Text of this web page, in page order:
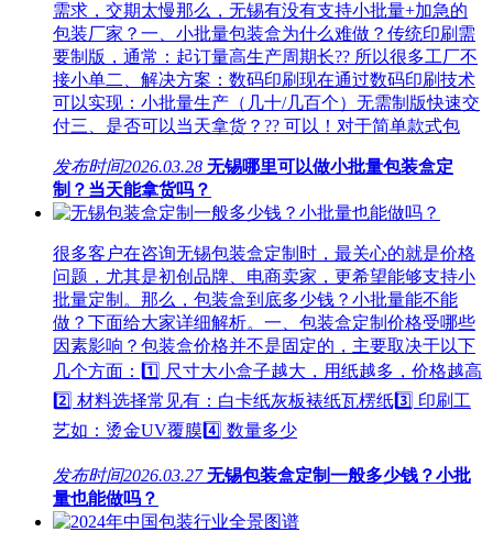
需求，交期太慢那么，无锡有没有支持小批量+加急的
包装厂家？一、小批量包装盒为什么难做？传统印刷需
要制版，通常：起订量高生产周期长?? 所以很多工厂不
接小单二、解决方案：数码印刷现在通过数码印刷技术
可以实现：小批量生产（几十/几百个）无需制版快速交
付三、是否可以当天拿货？?? 可以！对于简单款式包
发布时间2026.03.28 无锡哪里可以做小批量包装盒定
制？当天能拿货吗？
很多客户在咨询无锡包装盒定制时，最关心的就是价格
问题，尤其是初创品牌、电商卖家，更希望能够支持小
批量定制。那么，包装盒到底多少钱？小批量能不能
做？下面给大家详细解析。一、包装盒定制价格受哪些
因素影响？包装盒价格并不是固定的，主要取决于以下
几个方面：1️⃣ 尺寸大小盒子越大，用纸越多，价格越高
2️⃣ 材料选择常见有：白卡纸灰板裱纸瓦楞纸3️⃣ 印刷工
艺如：烫金UV覆膜4️⃣ 数量多少
发布时间2026.03.27 无锡包装盒定制一般多少钱？小批
量也能做吗？